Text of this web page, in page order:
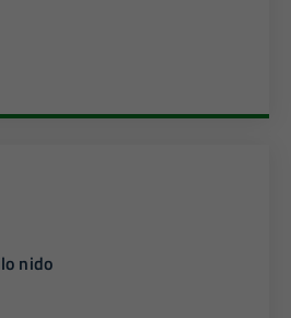
nido